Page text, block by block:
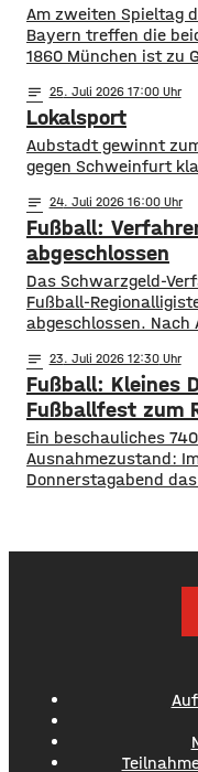
Am zweiten Spieltag
Bayern treffen die
1860 München ist zu
Minuten köpfte
Heimmannschaft
Ausgleich für die
notes 25. Juli 2026 17:00
Lokalsport
Aubstadt gewinnt
gegen Schweinfurt
notes 24. Juli 2026 16:00
Fußball:
abgeschlossen
Das Schwarzgeld-
Fußball-
abgeschlossen.
Verantwortliche
verhängte jeweils ein
sowie zusätzliche
einer Million Euro.
Spieler und Trainer
notes 23. Juli 2026 12:30
Fußball: Kleines
Fußballfest zum
Ein beschauliches
Ausnahmezustand:
Donnerstagabend
3.000 Fans in die